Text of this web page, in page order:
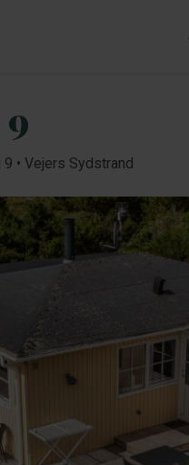
9 • Vejers Sydstrand